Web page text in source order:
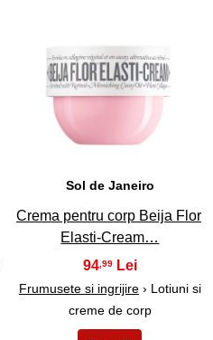
Sol de Janeiro
Crema pentru corp Beija Flor
Elasti-Cream…
94 ,99
Frumusete si ingrijire› Lotiuni si
creme de corp